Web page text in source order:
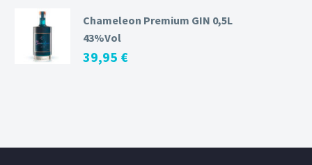
Chameleon Premium GIN 0,5L
43%Vol
39,95 €